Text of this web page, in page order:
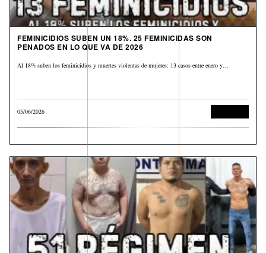
FEMINICIDIOS SUBEN UN 18%. 25 FEMINICIDAS SON
PENADOS EN LO QUE VA DE 2026
Al 18% suben los feminicidios y muertes violentas de mujeres: 13 casos entre enero y…
05/06/2026